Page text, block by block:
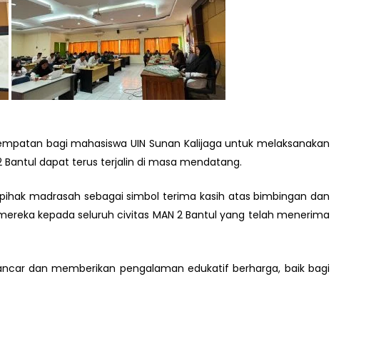
bagi mahasiswa UIN Sunan Kalijaga untuk melaksanakan
Bantul dapat terus terjalin di masa mendatang.
madrasah sebagai simbol terima kasih atas bimbingan dan
kepada seluruh civitas MAN 2 Bantul yang telah menerima
dan memberikan pengalaman edukatif berharga, baik bagi